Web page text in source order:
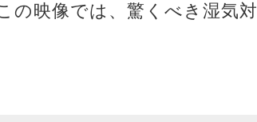
の映像では、驚くべき湿気対